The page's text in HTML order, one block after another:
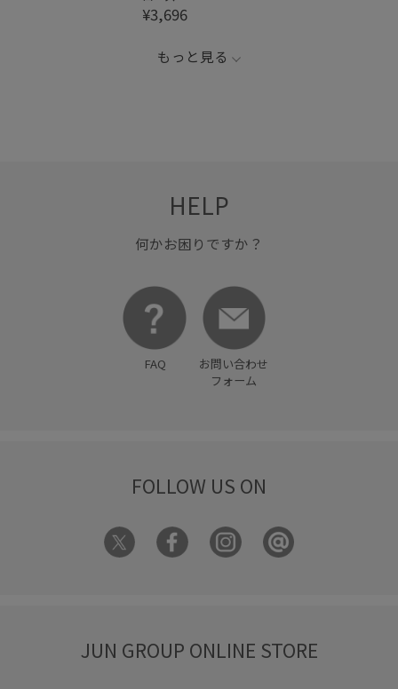
¥3,696
もっと見る
HELP
何かお困りですか？
FAQ
お問い合わせ
フォーム
FOLLOW US ON
JUN GROUP ONLINE STORE